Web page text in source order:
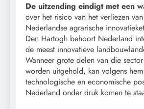
De uitzending eindigt met een
over het risico van het verliezen
Nederlandse agrarische
Den Hartogh behoort Nederland
de meest innovatieve
Wanneer grote delen van die
worden uitgehold, kan volgens
technologische en economische
Nederland onder druk komen te